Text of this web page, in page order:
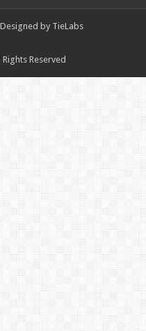
by TieLabs
Reserved